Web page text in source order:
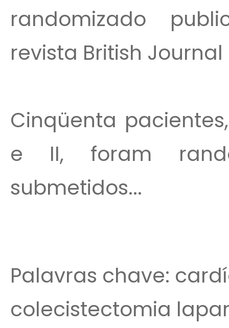
randomizado
revista British
Cinqüenta
e II, foram
submetidos...
Palavras chave:
colecistectomia